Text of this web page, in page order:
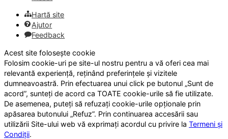
Hartă site
Ajutor
Feedback
Acest site folosește cookie
Folosim cookie-uri pe site-ul nostru pentru a vă oferi cea mai
relevantă experiență, reținând preferințele și vizitele
dumneavoastră. Prin efectuarea unui click pe butonul „Sunt de
acord”, sunteți de acord ca TOATE cookie-urile să fie utilizate.
De asemenea, puteți să refuzați cookie-urile opționale prin
apăsarea butonului „Refuz”. Prin continuarea accesării sau
utilizării Site-ului web vă exprimați acordul cu privire la Termeni și
Condiții.